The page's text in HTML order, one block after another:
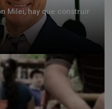
Milei, hay que construir